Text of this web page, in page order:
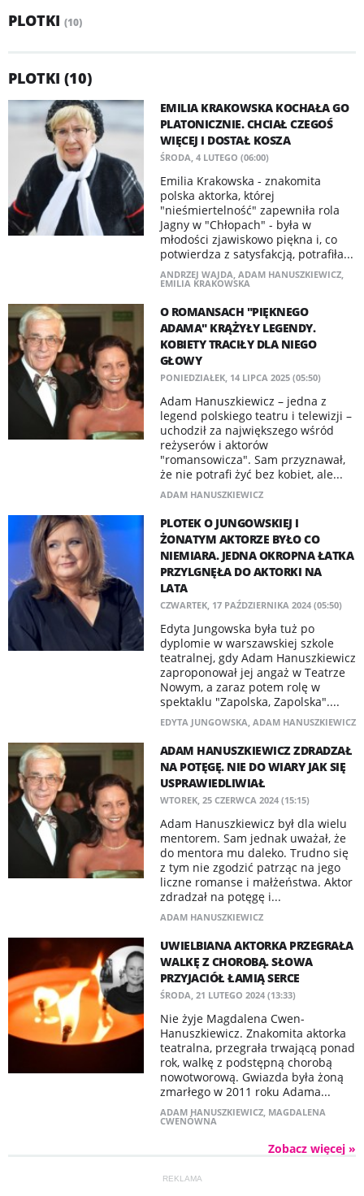
PLOTKI (10)
PLOTKI (10)
EMILIA KRAKOWSKA KOCHAŁA GO
PLATONICZNIE. CHCIAŁ CZEGOŚ
WIĘCEJ I DOSTAŁ KOSZA
ŚRODA, 4 LUTEGO (06:00)
Emilia Krakowska - znakomita
polska aktorka, której
"nieśmiertelność" zapewniła rola
Jagny w "Chłopach" - była w
młodości zjawiskowo piękna i, co
potwierdza z satysfakcją, potrafiła...
ANDRZEJ WAJDA, ADAM HANUSZKIEWICZ,
EMILIA KRAKOWSKA
O ROMANSACH "PIĘKNEGO
ADAMA" KRĄŻYŁY LEGENDY.
KOBIETY TRACIŁY DLA NIEGO
GŁOWY
PONIEDZIAŁEK, 14 LIPCA 2025 (05:50)
Adam Hanuszkiewicz – jedna z
legend polskiego teatru i telewizji –
uchodził za największego wśród
reżyserów i aktorów
"romansowicza". Sam przyznawał,
że nie potrafi żyć bez kobiet, ale...
ADAM HANUSZKIEWICZ
PLOTEK O JUNGOWSKIEJ I
ŻONATYM AKTORZE BYŁO CO
NIEMIARA. JEDNA OKROPNA ŁATKA
PRZYLGNĘŁA DO AKTORKI NA
LATA
CZWARTEK, 17 PAŹDZIERNIKA 2024 (05:50)
Edyta Jungowska była tuż po
dyplomie w warszawskiej szkole
teatralnej, gdy Adam Hanuszkiewicz
zaproponował jej angaż w Teatrze
Nowym, a zaraz potem rolę w
spektaklu "Zapolska, Zapolska"....
EDYTA JUNGOWSKA, ADAM HANUSZKIEWICZ
ADAM HANUSZKIEWICZ ZDRADZAŁ
NA POTĘGĘ. NIE DO WIARY JAK SIĘ
USPRAWIEDLIWIAŁ
WTOREK, 25 CZERWCA 2024 (15:15)
Adam Hanuszkiewicz był dla wielu
mentorem. Sam jednak uważał, że
do mentora mu daleko. Trudno się
z tym nie zgodzić patrząc na jego
liczne romanse i małżeństwa. Aktor
zdradzał na potęgę i...
ADAM HANUSZKIEWICZ
UWIELBIANA AKTORKA PRZEGRAŁA
WALKĘ Z CHOROBĄ. SŁOWA
PRZYJACIÓŁ ŁAMIĄ SERCE
ŚRODA, 21 LUTEGO 2024 (13:33)
Nie żyje Magdalena Cwen-
Hanuszkiewicz. Znakomita aktorka
teatralna, przegrała trwającą ponad
rok, walkę z podstępną chorobą
nowotworową. Gwiazda była żoną
zmarłego w 2011 roku Adama...
ADAM HANUSZKIEWICZ, MAGDALENA
CWENÓWNA
Zobacz więcej »
REKLAMA